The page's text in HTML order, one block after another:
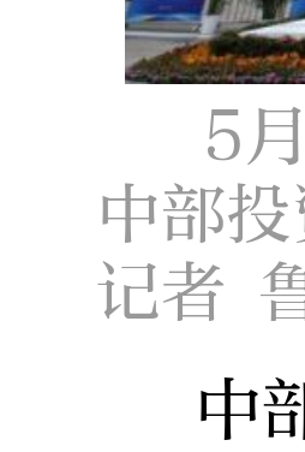
5
中部
记者
中部